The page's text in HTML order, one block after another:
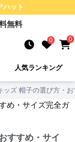
ハット
無料
0 0
人気ランキング
ッズ 帽子の選び方・
すすめ・サイ